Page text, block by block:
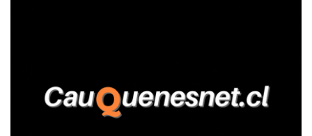
trabajadores, el edil descendió del vehículo y, en medio de la
confrontación, la habría tomado de los hombros, empujado al
suelo y agredido con golpes de pies y manos, mientr...